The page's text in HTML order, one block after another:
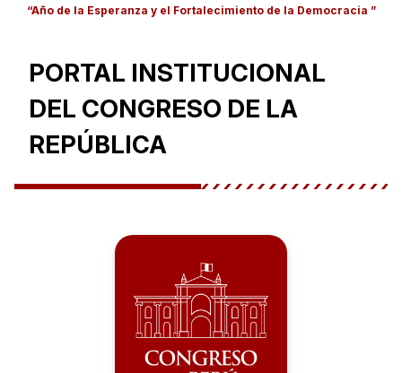
“Año de la Esperanza y el Fortalecimiento de la Democracia ”
PORTAL INSTITUCIONAL
DEL CONGRESO DE LA
REPÚBLICA